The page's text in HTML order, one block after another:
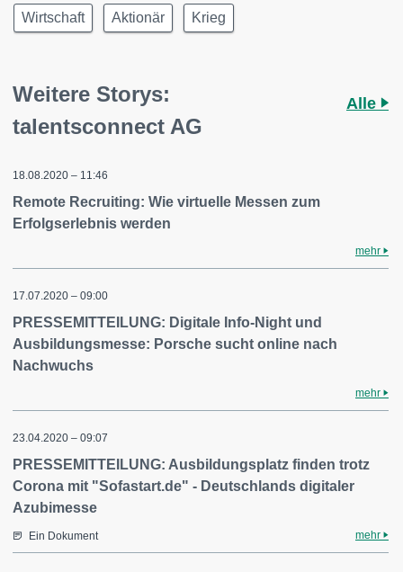
Wirtschaft Aktionär Krieg
Weitere Storys:
talentsconnect AG
Alle
18.08.2020 – 11:46
Remote Recruiting: Wie virtuelle Messen zum
Erfolgserlebnis werden
mehr
17.07.2020 – 09:00
PRESSEMITTEILUNG: Digitale Info-Night und
Ausbildungsmesse: Porsche sucht online nach
Nachwuchs
mehr
23.04.2020 – 09:07
PRESSEMITTEILUNG: Ausbildungsplatz finden trotz
Corona mit "Sofastart.de" - Deutschlands digitaler
Azubimesse
Ein Dokument mehr